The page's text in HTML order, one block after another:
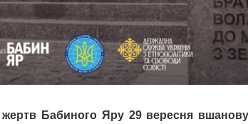
жертв Бабиного Яру 29 вересня